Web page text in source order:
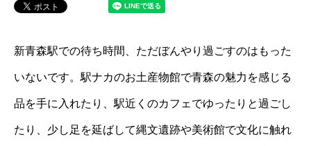
新青森駅での待ち時間、ただぼんやり過ごすのはもった
いないです。駅ナカのお土産物館で青森の魅力を感じる
品を手に入れたり、駅近くのカフェでゆったりと過ごし
たり、少し足を延ばして縄文遺跡や美術館で文化に触れ